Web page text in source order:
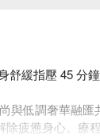
舒緩指壓 45 分
與低調奢華融匯
疲憊身心。療